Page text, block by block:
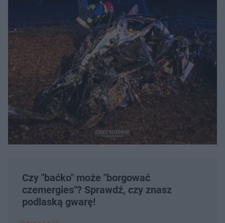
Czy "baćko" może "borgować
czemergies"? Sprawdź, czy znasz
podlaską gwarę!